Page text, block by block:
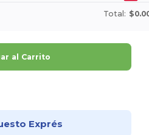
Total:
al Carrito
Exprés